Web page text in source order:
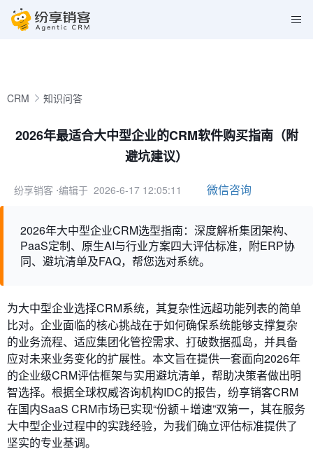
CRM 知识问答
2026年最适合大中型企业的CRM软件购买指南（附
避坑建议）
纷享销客 ⋅编辑于 2026-6-17 12:05:11 微信咨询
2026年大中型企业CRM选型指南：深度解析集团架构、
PaaS定制、原生AI与行业方案四大评估标准，附ERP协
同、避坑清单及FAQ，帮您选对系统。
为大中型企业选择CRM系统，其复杂性远超功能列表的简单
比对。企业面临的核心挑战在于如何确保系统能够支撑复杂
的业务流程、适应集团化管控需求、打破数据孤岛，并具备
应对未来业务变化的扩展性。本文旨在提供一套面向2026年
的企业级CRM评估框架与实用避坑清单，帮助决策者做出明
智选择。根据全球权威咨询机构IDC的报告，纷享销客CRM
在国内SaaS CRM市场已实现“份额＋增速”双第一，其在服务
大中型企业过程中的实践经验，为我们确立评估标准提供了
坚实的专业基调。